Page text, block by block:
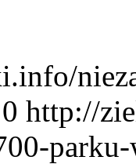
0 http://